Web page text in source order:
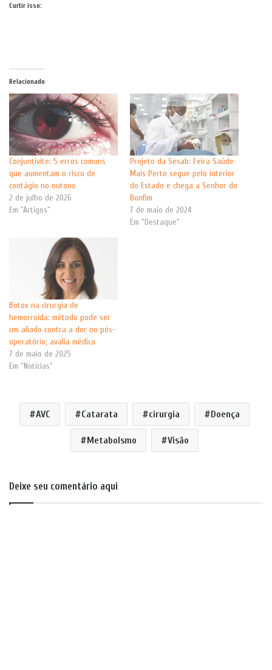
Curtir isso:
Relacionado
Conjuntivite: 5 erros comuns
que aumentam o risco de
contágio no outono
2 de julho de 2026
Em "Artigos"
Projeto da Sesab: Feira Saúde
Mais Perto segue pelo interior
do Estado e chega a Senhor do
Bonfim
7 de maio de 2024
Em "Destaque"
Botox na cirurgia de
hemorroida: método pode ser
um aliado contra a dor no pós-
operatório; avalia médica
7 de maio de 2025
Em "Notícias"
AVC Catarata cirurgia Doença
Metabolsmo Visão
Deixe seu comentário aqui